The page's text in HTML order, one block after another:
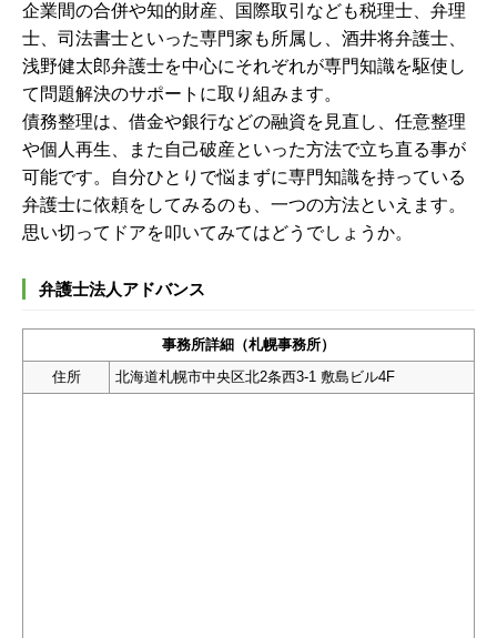
企業間の合併や知的財産、国際取引なども税理士、弁理
士、司法書士といった専門家も所属し、酒井将弁護士、
浅野健太郎弁護士を中心にそれぞれが専門知識を駆使し
て問題解決のサポートに取り組みます。
債務整理は、借金や銀行などの融資を見直し、任意整理
や個人再生、また自己破産といった方法で立ち直る事が
可能です。自分ひとりで悩まずに専門知識を持っている
弁護士に依頼をしてみるのも、一つの方法といえます。
思い切ってドアを叩いてみてはどうでしょうか。
弁護士法人アドバンス
事務所詳細（札幌事務所）
住所
北海道札幌市中央区北2条西3-1 敷島ビル4F